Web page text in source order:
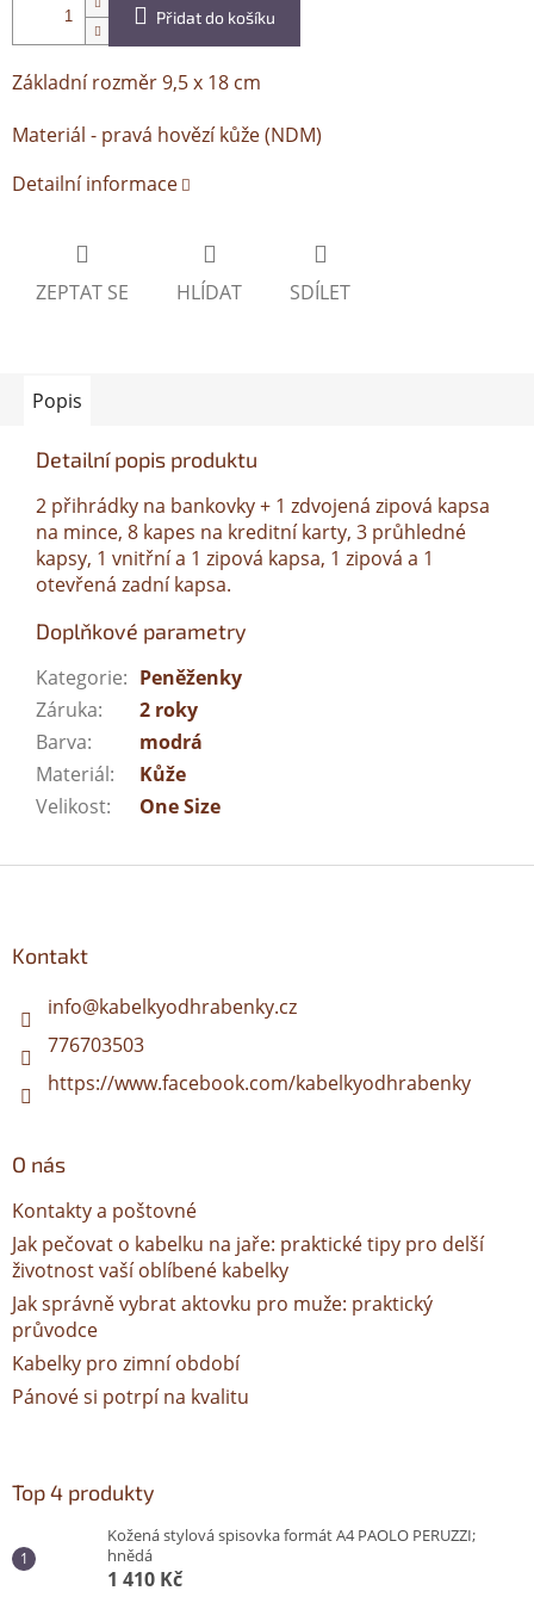
Přidat do košíku
Základní rozměr 9,5 x 18 cm
Materiál - pravá hovězí kůže (NDM)
Detailní informace
ZEPTAT SE HLÍDAT SDÍLET
Popis
Detailní popis produktu
2 přihrádky na bankovky + 1 zdvojená zipová kapsa
na mince, 8 kapes na kreditní karty, 3 průhledné
kapsy, 1 vnitřní a 1 zipová kapsa, 1 zipová a 1
otevřená zadní kapsa.
Doplňkové parametry
Kategorie: Peněženky
Záruka:
2 roky
Barva:
modrá
Materiál:
Kůže
Velikost: One Size
Kontakt
info@kabelkyodhrabenky.cz
776703503
https://www.facebook.com/kabelkyodhrabenky
O nás
Kontakty a poštovné
Jak pečovat o kabelku na jaře: praktické tipy pro delší
životnost vaší oblíbené kabelky
Jak správně vybrat aktovku pro muže: praktický
průvodce
Kabelky pro zimní období
Pánové si potrpí na kvalitu
Top 4 produkty
Kožená stylová spisovka formát A4 PAOLO PERUZZI;
hnědá
1 410 Kč